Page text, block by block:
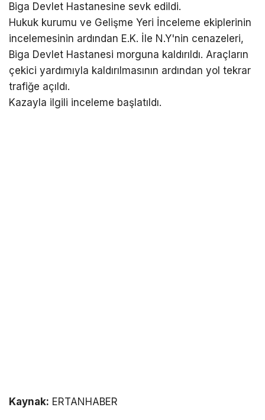
Biga Devlet Hastanesine sevk edildi.
Hukuk kurumu ve Gelişme Yeri İnceleme ekiplerinin
incelemesinin ardından E.K. İle N.Y'nin cenazeleri,
Biga Devlet Hastanesi morguna kaldırıldı. Araçların
çekici yardımıyla kaldırılmasının ardından yol tekrar
trafiğe açıldı.
Kazayla ilgili inceleme başlatıldı.
Kaynak: ERTANHABER